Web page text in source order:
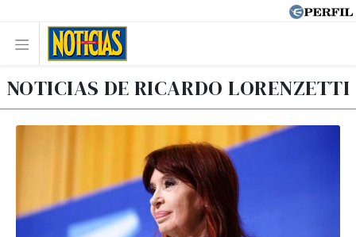
NOTICIAS DE RICARDO LORENZETTI